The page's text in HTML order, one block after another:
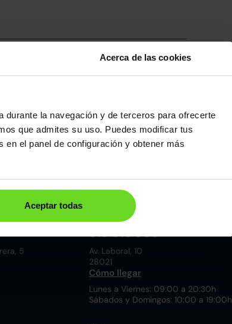
Acerca de las cookies
la navegación y de terceros para ofrecerte
que admites su uso. Puedes modificar tus
el panel de configuración y obtener más
Aceptar todas
Depósito
Maletero
5
919 015 000
Av. Laboral, 10
28021
Cómo llegar
Lunes a Viernes: 09:00 a 20:30h
Sábados y Domingos: 10:00 a 19:00h